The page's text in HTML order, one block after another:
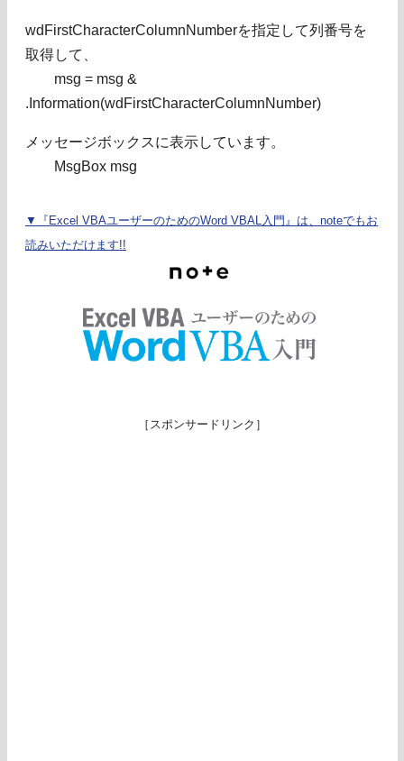
wdFirstCharacterColumnNumberを指定して列番号を
取得して、
msg = msg &
.Information(wdFirstCharacterColumnNumber)
メッセージボックスに表示しています。
MsgBox msg
▼『Excel VBAユーザーのためのWord VBAL入門』は、noteでもお
読みいただけます!!
［スポンサードリンク］